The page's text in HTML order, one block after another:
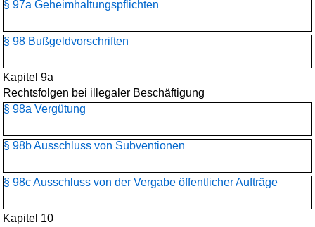
§ 97a Geheimhaltungspflichten
§ 98 Bußgeldvorschriften
Kapitel 9a
Rechtsfolgen bei illegaler Beschäftigung
§ 98a Vergütung
§ 98b Ausschluss von Subventionen
§ 98c Ausschluss von der Vergabe öffentlicher Aufträge
Kapitel 10